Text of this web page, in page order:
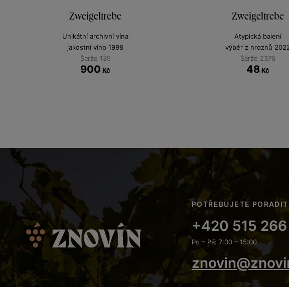
Zweigeltrebe
Unikátní archivní vína
jakostní víno 1998
Šarže 139
900 Kč
Zweigeltrebe
Atypická balení
výběr z hroznů
Šarže 2376
48 Kč
POTŘEBUJETE
+420 515
Po – Pá: 7:00 – 15:00